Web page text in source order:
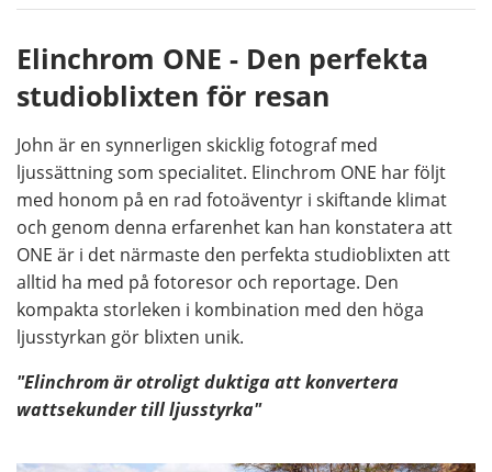
Elinchrom ONE - Den perfekta
studioblixten för resan
John är en synnerligen skicklig fotograf med
ljussättning som specialitet. Elinchrom ONE har följt
med honom på en rad fotoäventyr i skiftande klimat
och genom denna erfarenhet kan han konstatera att
ONE är i det närmaste den perfekta studioblixten att
alltid ha med på fotoresor och reportage. Den
kompakta storleken i kombination med den höga
ljusstyrkan gör blixten unik.
"Elinchrom är otroligt duktiga att konvertera
wattsekunder till ljusstyrka"